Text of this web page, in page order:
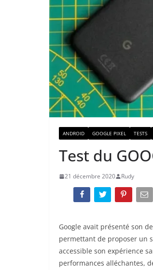
ANDROID GOOGLE PIXEL TESTS
Test du
21 décembre 2020 Rudy
Google avait présenté son
permettant de proposer un
accessible son expérience
performances alléchantes,